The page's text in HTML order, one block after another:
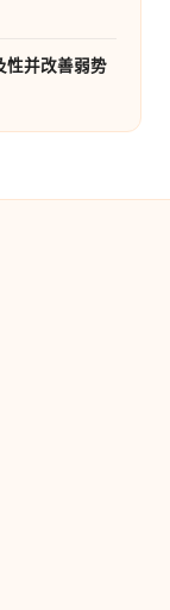
性并改善弱势